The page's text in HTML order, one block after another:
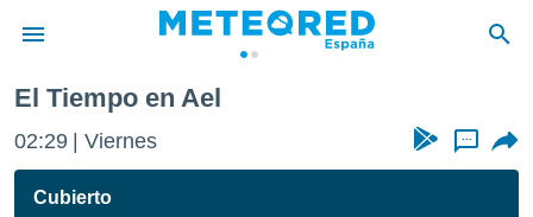
de
por
El Tiempo en Ael
02:29 Viernes ...
Cubierto